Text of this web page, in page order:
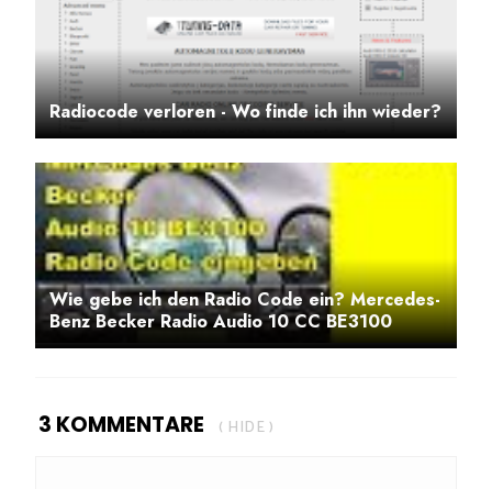
Radiocode verloren - Wo finde ich ihn wieder?
Wie gebe ich den Radio Code ein? Mercedes-
Benz Becker Radio Audio 10 CC BE3100
3 KOMMENTARE ( HIDE )